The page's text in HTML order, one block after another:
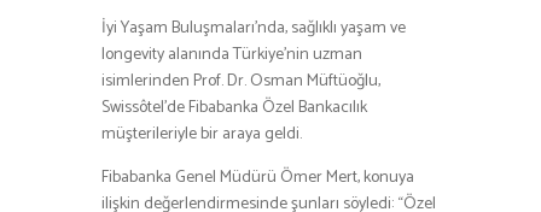
İyi Yaşam Buluşmaları’nda, sağlıklı yaşam ve
longevity alanında Türkiye’nin uzman
isimlerinden Prof. Dr. Osman Müftüoğlu,
Swissôtel’de Fibabanka Özel Bankacılık
müşterileriyle bir araya geldi.
Fibabanka Genel Müdürü Ömer Mert, konuya
ilişkin değerlendirmesinde şunları söyledi: “Özel